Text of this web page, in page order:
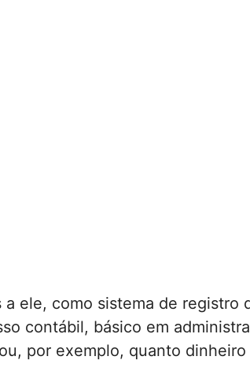
ele, como sistema de registro
contábil, básico em
por exemplo, quanto